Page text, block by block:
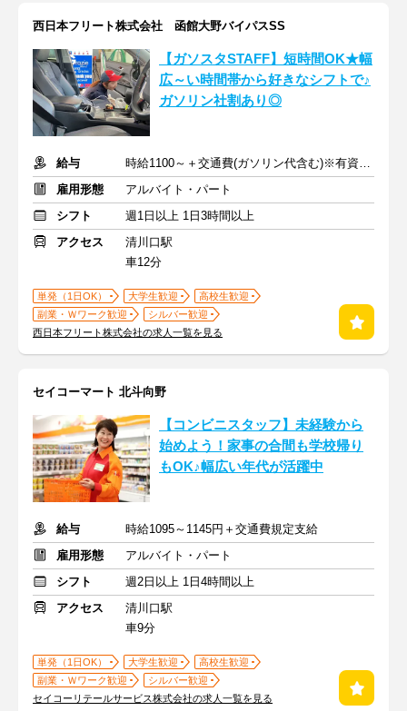
西日本フリート株式会社 函館大野バイパスSS
【ガソスタSTAFF】短時間OK★幅
広～い時間帯から好きなシフトで♪
ガソリン社割あり◎
給与
時給1100～＋交通費(ガソリン代含む)※有資格者は時給UP
雇用形態
アルバイト・パート
シフト
週1日以上 1日3時間以上
アクセス
清川口駅
車12分
単発（1日OK） 大学生歓迎
高校生歓迎
副業・Ｗワーク歓迎
シルバー歓迎
西日本フリート株式会社の求人一覧を見る
セイコーマート 北斗向野
【コンビニスタッフ】未経験から
始めよう！家事の合間も学校帰り
もOK♪幅広い年代が活躍中
給与
時給1095～1145円＋交通費規定支給
雇用形態
アルバイト・パート
シフト
週2日以上 1日4時間以上
アクセス
清川口駅
車9分
単発（1日OK） 大学生歓迎
高校生歓迎
副業・Ｗワーク歓迎
シルバー歓迎
セイコーリテールサービス株式会社の求人一覧を見る